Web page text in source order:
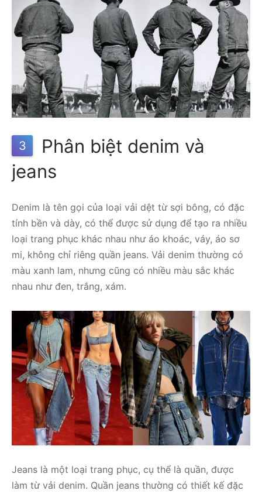
3
Phân biệt denim và
jeans
Denim là tên gọi của loại vải dệt từ sợi bông, có đặc
tính bền và dày, có thể được sử dụng để tạo ra nhiều
loại trang phục khác nhau như áo khoác, váy, áo sơ
mi, không chỉ riêng quần jeans. Vải denim thường có
màu xanh lam, nhưng cũng có nhiều màu sắc khác
nhau như đen, trắng, xám.
Jeans là một loại trang phục, cụ thể là quần, được
làm từ vải denim. Quần jeans thường có thiết kế đặc